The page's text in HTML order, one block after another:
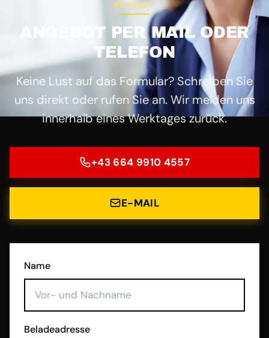
KONTAKT
ANGEBOT PER MAIL ODER
TELEFON
Keine Lust auf das Formular? Schreiben Sie
uns direkt oder rufen Sie an. Wir melden uns
innerhalb eines Werktages zurück.
+43 664 9910 4557
E-MAIL
Name
Beladeadresse